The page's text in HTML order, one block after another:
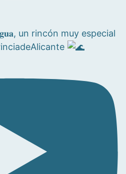
un rincón muy especial